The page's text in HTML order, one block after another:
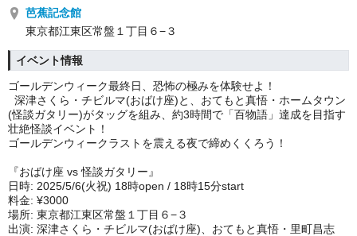
芭蕉記念館
東京都江東区常盤１丁目６−３
イベント情報
ゴールデンウィーク最終日、恐怖の極みを体験せよ！
深津さくら・チビルマ(おばけ座)と、おてもと真悟・ホームタウン
(怪談ガタリー)がタッグを組み、約3時間で「百物語」達成を目指す
壮絶怪談イベント！
ゴールデンウィークラストを震える夜で締めくくろう！
『おばけ座 vs 怪談ガタリー』
日時: 2025/5/6(火祝) 18時open / 18時15分start
料金: ¥3000
場所: 東京都江東区常盤１丁目６−３
出演: 深津さくら・チビルマ(おばけ座)、おてもと真悟・里町昌志